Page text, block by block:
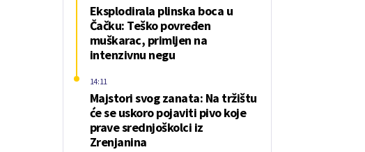
Eksplodirala plinska boca u
Čačku: Teško povređen
muškarac, primljen na
intenzivnu negu
Majstori svog zanata: Na tržištu
će se uskoro pojaviti pivo koje
prave srednjoškolci iz
Zrenjanina
14:11